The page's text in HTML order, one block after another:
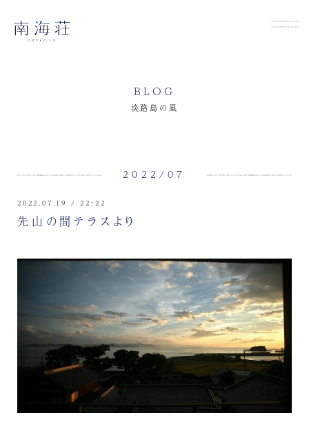
BLOG
淡路島の風
2022/07
2022.07.19 / 22:22
先山の間テラスより